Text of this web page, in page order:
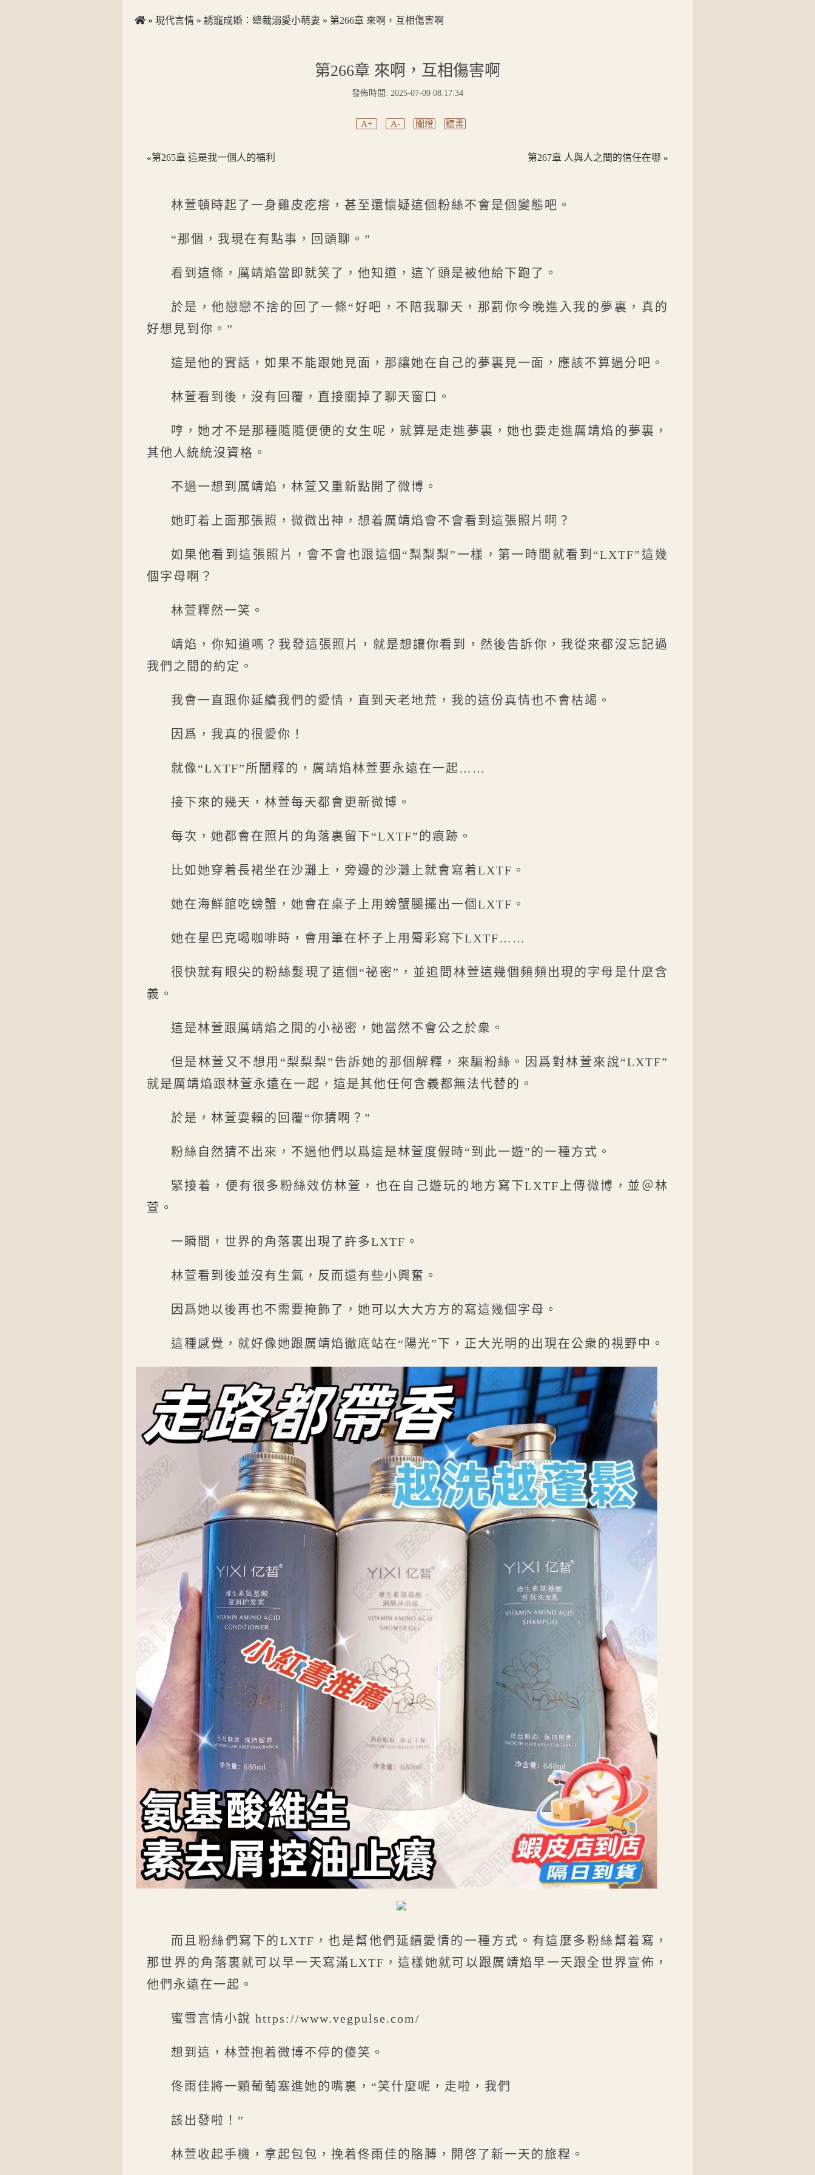
» 現代言情 » 誘寵成婚：總裁溺愛小萌妻 » 第266章 來啊，互相傷害啊
第266章 來啊，互相傷害啊
發佈時間: 2025-07-09 08:17:34
A+ A- 關燈 聽書
«第265章 這是我一個人的福利 第267章 人與人之間的信任在哪 »
林萱頓時起了一身雞皮疙瘩，甚至還懷疑這個粉絲不會是個變態吧。
“那個，我現在有點事，回頭聊。”
看到這條，厲靖焰當即就笑了，他知道，這丫頭是被他給下跑了。
於是，他戀戀不捨的回了一條“好吧，不陪我聊天，那罰你今晚進入我的夢裏，真的
好想見到你。”
這是他的實話，如果不能跟她見面，那讓她在自己的夢裏見一面，應該不算過分吧。
林萱看到後，沒有回覆，直接關掉了聊天窗口。
哼，她才不是那種隨隨便便的女生呢，就算是走進夢裏，她也要走進厲靖焰的夢裏，
其他人統統沒資格。
不過一想到厲靖焰，林萱又重新點開了微博。
她盯着上面那張照，微微出神，想着厲靖焰會不會看到這張照片啊？
如果他看到這張照片，會不會也跟這個“梨梨梨”一樣，第一時間就看到“LXTF”這幾
個字母啊？
林萱釋然一笑。
靖焰，你知道嗎？我發這張照片，就是想讓你看到，然後告訴你，我從來都沒忘記過
我們之間的約定。
我會一直跟你延續我們的愛情，直到天老地荒，我的這份真情也不會枯竭。
因爲，我真的很愛你！
就像“LXTF”所闡釋的，厲靖焰林萱要永遠在一起……
接下來的幾天，林萱每天都會更新微博。
每次，她都會在照片的角落裏留下“LXTF”的痕跡。
比如她穿着長裙坐在沙灘上，旁邊的沙灘上就會寫着LXTF。
她在海鮮館吃螃蟹，她會在桌子上用螃蟹腿擺出一個LXTF。
她在星巴克喝咖啡時，會用筆在杯子上用脣彩寫下LXTF……
很快就有眼尖的粉絲髮現了這個“祕密”，並追問林萱這幾個頻頻出現的字母是什麼含
義。
這是林萱跟厲靖焰之間的小祕密，她當然不會公之於衆。
但是林萱又不想用“梨梨梨”告訴她的那個解釋，來騙粉絲。因爲對林萱來說“LXTF”
就是厲靖焰跟林萱永遠在一起，這是其他任何含義都無法代替的。
於是，林萱耍賴的回覆“你猜啊？”
粉絲自然猜不出來，不過他們以爲這是林萱度假時“到此一遊”的一種方式。
緊接着，便有很多粉絲效仿林萱，也在自己遊玩的地方寫下LXTF上傳微博，並＠林
萱。
一瞬間，世界的角落裏出現了許多LXTF。
林萱看到後並沒有生氣，反而還有些小興奮。
因爲她以後再也不需要掩飾了，她可以大大方方的寫這幾個字母。
這種感覺，就好像她跟厲靖焰徹底站在“陽光”下，正大光明的出現在公衆的視野中。
而且粉絲們寫下的LXTF，也是幫他們延續愛情的一種方式。有這麼多粉絲幫着寫，
那世界的角落裏就可以早一天寫滿LXTF，這樣她就可以跟厲靖焰早一天跟全世界宣佈，
他們永遠在一起。
蜜雪言情小說 https://www.vegpulse.com/
想到這，林萱抱着微博不停的傻笑。
佟雨佳將一顆葡萄塞進她的嘴裏，“笑什麼呢，走啦，我們
該出發啦！”
林萱收起手機，拿起包包，挽着佟雨佳的胳膊，開啓了新一天的旅程。